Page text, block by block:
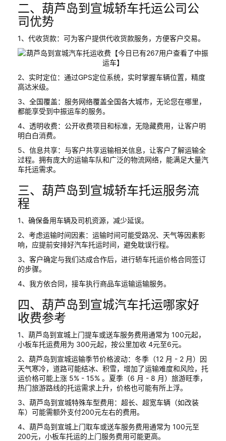
二、葫芦岛到宣城轿车托运公司公
司优势
1、代收货款：可为客户提供代收货款服务，方便客户交易。
2、实时定位：通过GPS定位系统，实时掌握车辆位置，精度
高达米级。
3、全国覆盖：服务网络覆盖全国各大城市，无论您在哪里，
都能享受到中振运车的服务。
4、透明收费：公开收费项目和标准，无隐藏费用，让客户明
明白白消费。
5、信息共享：与客户共享运输相关信息，让客户了解运输全
过程。拥有庞大的运输车队和广泛的物流网络，能满足大量汽
车托运需求。
三、葫芦岛到宣城轿车托运服务流
程
1、确保备用车辆及司机资源，减少延误。
2、考虑运输时间因素：运输时间可能受路况、天气等因素影
响，应提前安排好汽车托运时间，避免耽误行程。
3、客户确定与我们达成合作后，进行轿车托运价格合同签订
的步骤。
4、我方依合同，接车执行商品车运输运输服务。
四、葫芦岛到宣城汽车托运哪家好
收费参考
1、葫芦岛到宣城上门提车或送车服务费用通常为 100元起，
小板车托运费用为 300元起，按公里加收 4元至6元。
2、葫芦岛到宣城运输季节价格波动：冬季（12 月 - 2 月）因
天气寒冷，道路可能结冰、积雪，增加了运输难度和风险，托
运价格可能上涨 5% - 15% 。夏季（6 月 - 8 月）旅游旺季，
热门旅游路线的托运需求上升，价格也可能有所上浮。
3、葫芦岛到宣城特殊车型费用：超长、超宽车辆（如改装
车）可能需额外支付200元左右的费用。
4、葫芦岛到宣城上门取车或送车服务费用通常为 100元至
200元，小板车托运的上门服务费用可能更高。